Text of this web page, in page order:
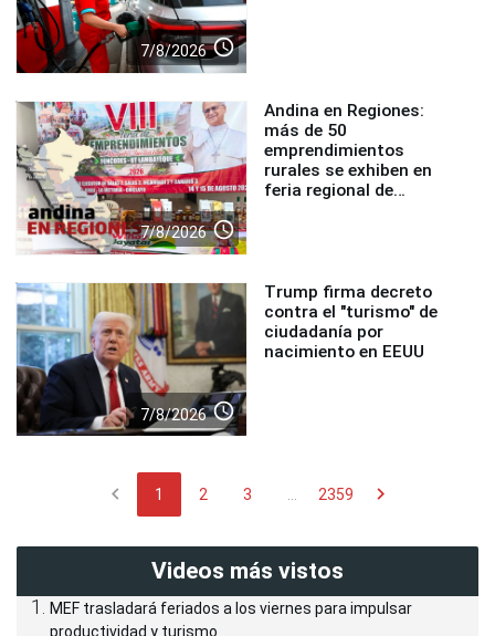
7/8/2026 access_time
7/8/2026 access_time
Andina en Regiones:
más de 50
emprendimientos
rurales se exhiben en
feria regional de
7/8/2026 access_time
Trump firma decreto
contra el "turismo" de
ciudadanía por
nacimiento en EEUU
chevron_left 1 2 3 ... 2359 chevron_right
Videos más vistos
MEF trasladará feriados a los viernes para impulsar
productividad y turismo